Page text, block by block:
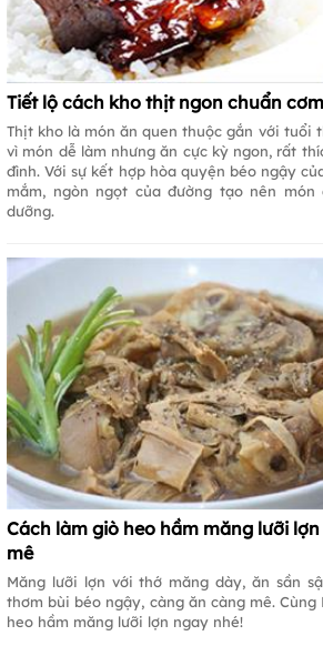
Tiết lộ cách kho thịt ngon chuẩn
Thịt kho là món ăn quen thuộc gắn với tuổi
vì món dễ làm nhưng ăn cực kỳ ngon, rất
đình. Với sự kết hợp hòa quyện béo ngậy
mắm, ngòn ngọt của đường tạo nên
dưỡng.
Cách làm giò heo hầm măng lưỡi
mê
Măng lưỡi lợn với thớ măng dày, ăn sần
thơm bùi béo ngậy, càng ăn càng mê. Cùng
heo hầm măng lưỡi lợn ngay nhé!